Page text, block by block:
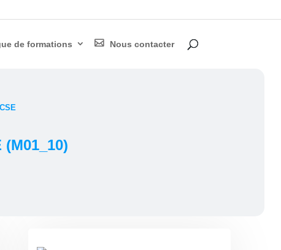
de formations Nous contacter